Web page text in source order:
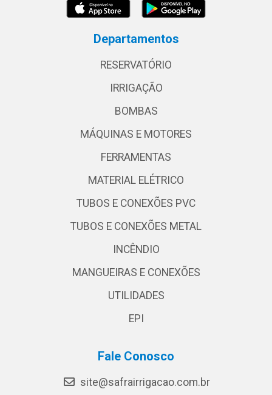
Departamentos
RESERVATÓRIO
IRRIGAÇÃO
BOMBAS
MÁQUINAS E MOTORES
FERRAMENTAS
MATERIAL ELÉTRICO
TUBOS E CONEXÕES PVC
TUBOS E CONEXÕES METAL
INCÊNDIO
MANGUEIRAS E CONEXÕES
UTILIDADES
EPI
Fale Conosco
site@safrairrigacao.com.br